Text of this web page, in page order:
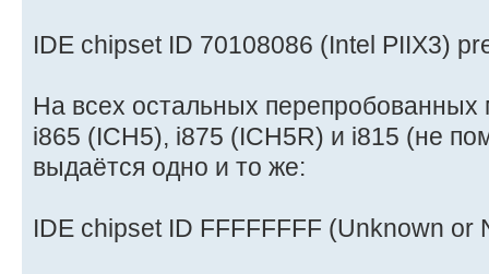
IDE chipset ID 70108086 (Intel PIIX3)
На всех остальных
i865 (ICH5), i875 (ICH5R) и i815 (не
выдаётся одно и то же:
IDE chipset ID FFFFFFFF (Unknown or